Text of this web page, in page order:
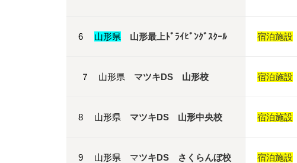
6 山形県 山形最上ﾄﾞﾗｲﾋﾞﾝｸﾞｽｸｰﾙ 宿泊施設
７ 山形県 マツキDS 山形校 宿泊施設
8 山形県 マツキDS 山形中央校 宿泊施設
9 山形県 マツキDS さくらんぼ校 宿泊施設